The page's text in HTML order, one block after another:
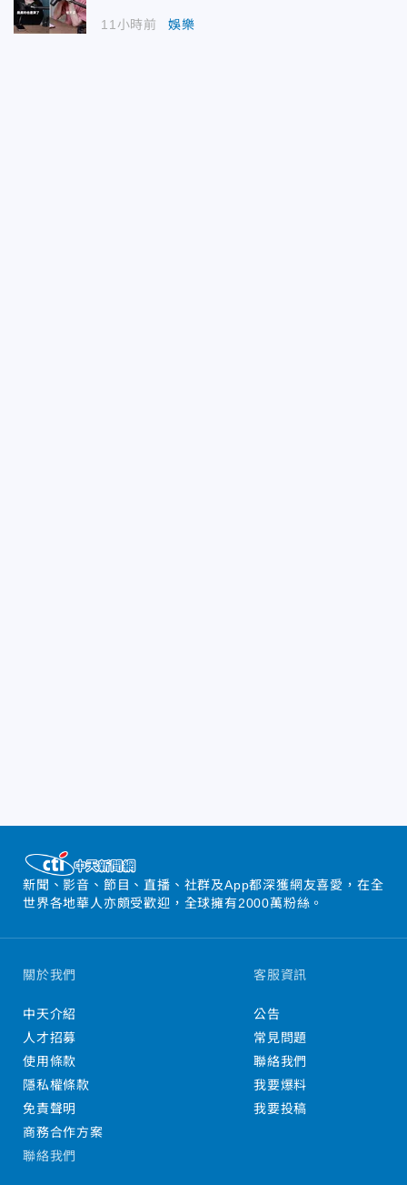
11小時前 娛樂
新聞、影音、節目、直播、社群及App都深獲網友喜愛，在全
世界各地華人亦頗受歡迎，全球擁有2000萬粉絲。
關於我們
中天介紹
人才招募
使用條款
隱私權條款
免責聲明
商務合作方案
客服資訊
公告
常見問題
聯絡我們
我要爆料
我要投稿
聯絡我們